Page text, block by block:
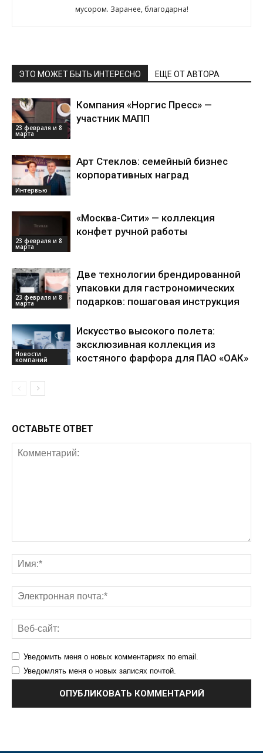
мусором. Заранее, благодарна!
ЭТО МОЖЕТ БЫТЬ ИНТЕРЕСНО ЕЩЕ ОТ АВТОРА
23 февраля и 8
марта
Компания «Норгис Пресс» —
участник МАПП
Интервью
Арт Стеклов: семейный бизнес
корпоративных наград
23 февраля и 8
марта
«Москва-Сити» — коллекция
конфет ручной работы
23 февраля и 8
марта
Две технологии брендированной
упаковки для гастрономических
подарков: пошаговая инструкция
Новости
компаний
Искусство высокого полета:
эксклюзивная коллекция из
костяного фарфора для ПАО «ОАК»
ОСТАВЬТЕ ОТВЕТ
Уведомить меня о новых комментариях по email.
Уведомлять меня о новых записях почтой.